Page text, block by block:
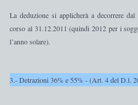
La deduzione si applicherà a decorrere
corso al 31.12.2011 (quindi 2012 per i
l’anno solare).
3.- Detrazioni 36% e 55% - (Art. 4 del D.l.